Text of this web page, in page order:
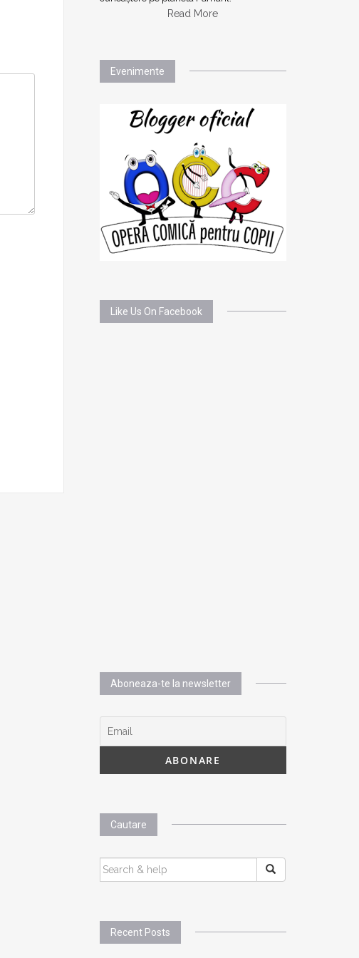
Read More
Evenimente
Like Us On Facebook
Aboneaza-te la newsletter
Cautare
SEARCH
FOR:
Recent Posts